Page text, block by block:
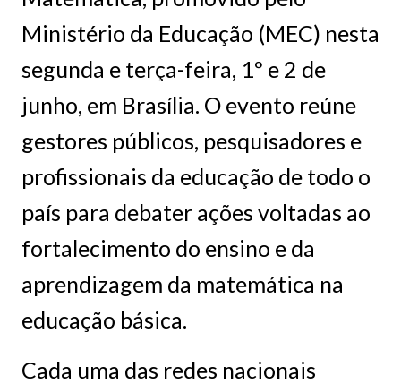
Ministério da Educação (MEC) nesta
segunda e terça-feira, 1º e 2 de
junho, em Brasília. O evento reúne
gestores públicos, pesquisadores e
profissionais da educação de todo o
país para debater ações voltadas ao
fortalecimento do ensino e da
aprendizagem da matemática na
educação básica.
Cada uma das redes nacionais